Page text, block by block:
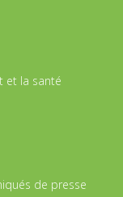
et la santé
de presse